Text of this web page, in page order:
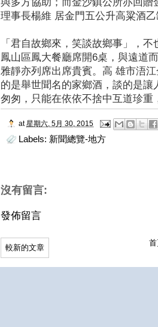
理事長楊維 居金門五公升高粱酒
「君自故鄉來，笑談故鄉事」，
鳳山區鳳大餐廳席開6桌，與遠道
雅靜亦列席出席貴賓。高 雄市浯
的是舉世聞名的家鄉酒，談的是
匆匆，只能在依依不捨中互道珍重
at 星期六, 5月 30, 2015
Labels: 新聞總覽-地方
沒有留言:
發佈留言
較新的文章